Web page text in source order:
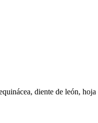
diente de león, hoja